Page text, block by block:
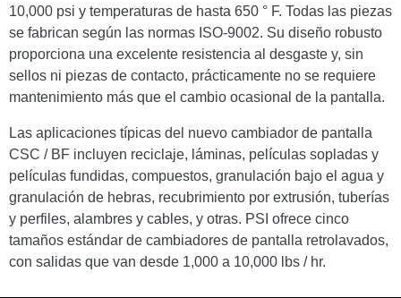
10,000 psi y temperaturas de hasta 650 ° F. Todas las piezas
se fabrican según las normas ISO-9002. Su diseño robusto
proporciona una excelente resistencia al desgaste y, sin
sellos ni piezas de contacto, prácticamente no se requiere
mantenimiento más que el cambio ocasional de la pantalla.
Las aplicaciones típicas del nuevo cambiador de pantalla
CSC / BF incluyen reciclaje, láminas, películas sopladas y
películas fundidas, compuestos, granulación bajo el agua y
granulación de hebras, recubrimiento por extrusión, tuberías
y perfiles, alambres y cables, y otras. PSI ofrece cinco
tamaños estándar de cambiadores de pantalla retrolavados,
con salidas que van desde 1,000 a 10,000 lbs / hr.